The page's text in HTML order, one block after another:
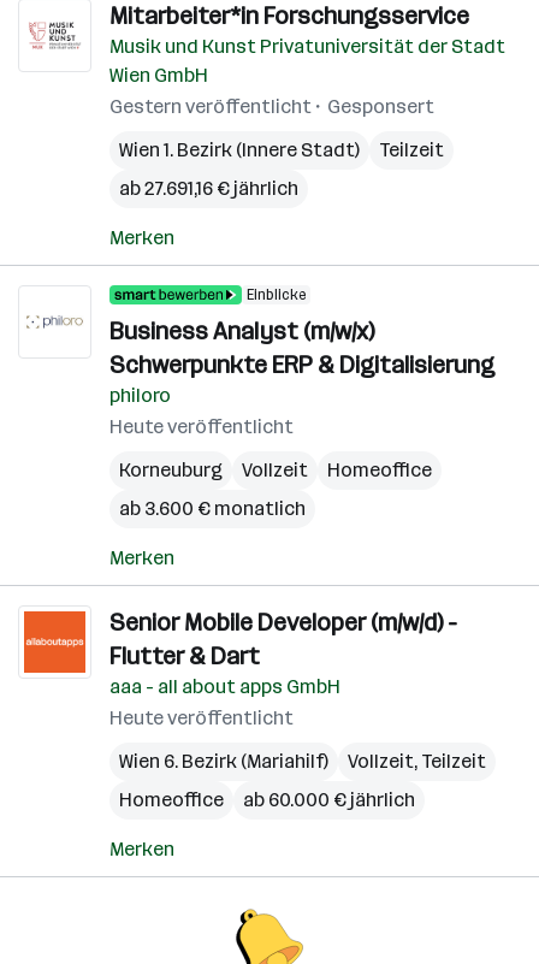
Mitarbeiter*in Forschungsservice
Musik und Kunst Privatuniversität der Stadt
Wien GmbH
Gestern veröffentlicht
Gesponsert
Wien 1. Bezirk (Innere Stadt)
Teilzeit
ab 27.691,16 € jährlich
Merken
Einblicke
Business Analyst (m/w/x)
Schwerpunkte ERP & Digitalisierung
philoro
Heute veröffentlicht
Korneuburg
Vollzeit
Homeoffice
ab 3.600 € monatlich
Merken
Senior Mobile Developer (m/w/d) -
Flutter & Dart
aaa - all about apps GmbH
Heute veröffentlicht
Wien 6. Bezirk (Mariahilf)
Vollzeit, Teilzeit
Homeoffice
ab 60.000 € jährlich
Merken